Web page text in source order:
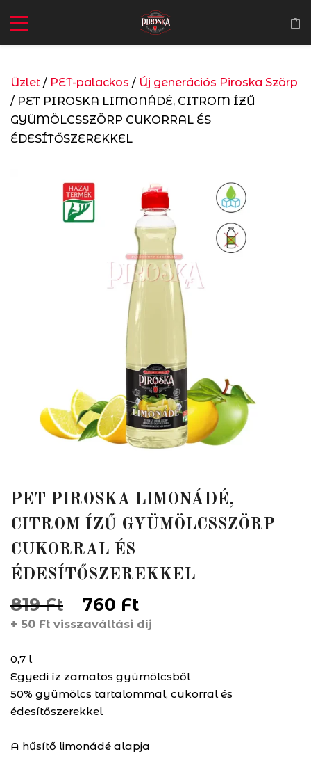
Üzlet / PET-palackos / Új generációs Piroska Szörp
/ PET PIROSKA LIMONÁDÉ, CITROM ÍZŰ
GYÜMÖLCSSZÖRP CUKORRAL ÉS
ÉDESÍTŐSZEREKKEL
PET PIROSKA LIMONÁDÉ,
CITROM ÍZŰ GYÜMÖLCSSZÖRP
CUKORRAL ÉS
ÉDESÍTŐSZEREKKEL
819Ft
Original
price
760 FtCurrent
price
+ 50 Ft visszaváltási díj
0,7 l
Egyedi íz zamatos gyümölcsből
50% gyümölcs tartalommal, cukorral és
édesítőszerekkel
A hűsítő limonádé alapja